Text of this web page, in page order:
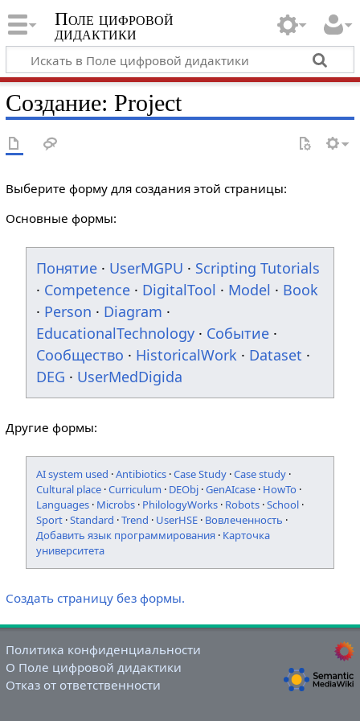
Поле цифровой
дидактики
Создание: Project
Выберите форму для создания этой страницы:
Основные формы:
Понятие · UserMGPU · Scripting Tutorials
· Competence · DigitalTool · Model · Book
· Person · Diagram ·
EducationalTechnology · Событие ·
Сообщество · HistoricalWork · Dataset ·
DEG · UserMedDigida
Другие формы:
AI system used ·Antibiotics ·Case Study ·Case study ·
Cultural place ·Curriculum · DEObj ·GenAIcase · HowTo ·
Languages · Microbs · PhilologyWorks · Robots ·School ·
Sport ·Standard ·Trend · UserHSE · Вовлеченность ·
Добавить язык программирования · Карточка
университета
Создать страницу без формы.
Политика конфиденциальности
О Поле цифровой дидактики
Отказ от ответственности